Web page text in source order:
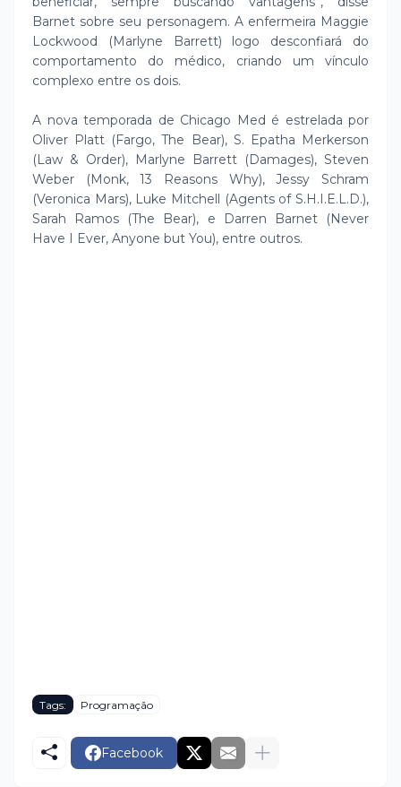
Barnet sobre seu personagem. A enfermeira Maggie
Lockwood (Marlyne Barrett) logo desconfiará do
comportamento do médico, criando um vínculo
complexo entre os dois.
A nova temporada de Chicago Med é estrelada por
Oliver Platt (Fargo, The Bear), S. Epatha Merkerson
(Law & Order), Marlyne Barrett (Damages), Steven
Weber (Monk, 13 Reasons Why), Jessy Schram
(Veronica Mars), Luke Mitchell (Agents of S.H.I.E.L.D.),
Sarah Ramos (The Bear), e Darren Barnet (Never
Have I Ever, Anyone but You), entre outros.
Tags: Programação
Facebook